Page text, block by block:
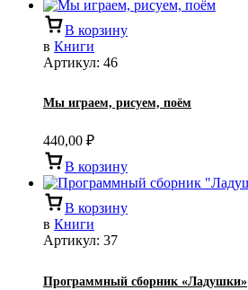
В корзину
в Книги
Артикул: 46
Мы играем, рисуем, поём
440,00 ₽
В корзину
В корзину
в Книги
Артикул: 37
Программный сборник «Ладушки»